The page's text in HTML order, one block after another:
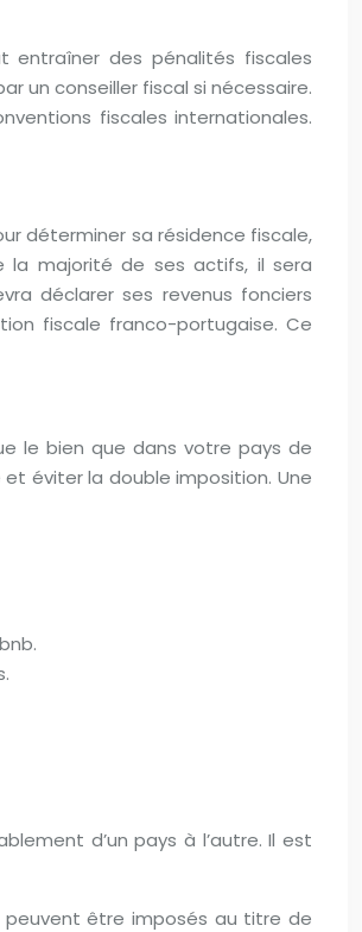
entraîner des pénalités fiscales
un conseiller fiscal si nécessaire.
fiscales internationales.
déterminer sa résidence fiscale,
la majorité de ses actifs, il sera
déclarer ses revenus fonciers
fiscale franco-portugaise. Ce
le bien que dans votre pays de
éviter la double imposition. Une
d’un pays à l’autre. Il est
peuvent être imposés au titre de